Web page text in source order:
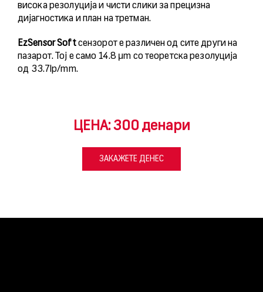
висока резолуција и чисти слики за прецизна
дијагностика и план на третман.
EzSensor Softсензорот е различен од сите други на
пазарот. Тој е само 14.8 μm со теоретска резолуција
од 33.7lp/mm.
ЦЕНА: 300 денари
ЗАКАЖЕТЕ ДЕНЕС